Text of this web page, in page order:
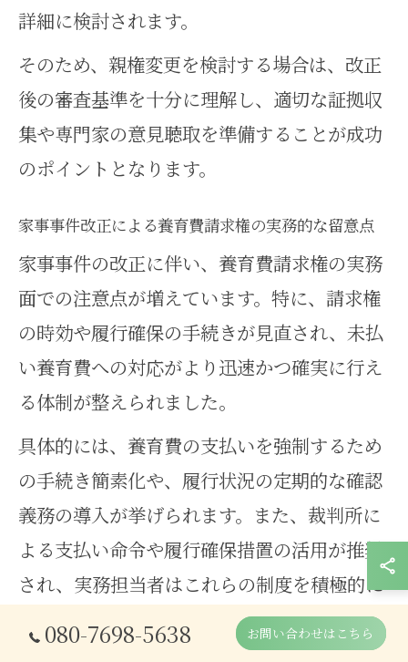
詳細に検討されます。
そのため、親権変更を検討する場合は、改正
後の審査基準を十分に理解し、適切な証拠収
集や専門家の意見聴取を準備することが成功
のポイントとなります。
家事事件改正による養育費請求権の実務的な留意点
家事事件の改正に伴い、養育費請求権の実務
面での注意点が増えています。特に、請求権
の時効や履行確保の手続きが見直され、未払
い養育費への対応がより迅速かつ確実に行え
る体制が整えられました。
具体的には、養育費の支払いを強制するため
の手続き簡素化や、履行状況の定期的な確認
義務の導入が挙げられます。また、裁判所に
よる支払い命令や履行確保措置の活用が推奨
され、実務担当者はこれらの制度を積極的に
080-7698-5638 お問い合わせはこちら